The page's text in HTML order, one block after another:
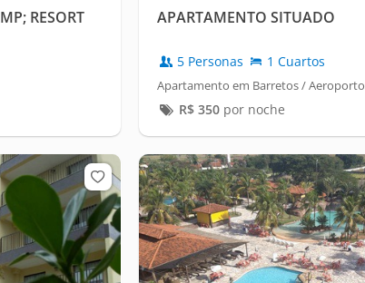
RESORT APARTAMENTO SITUADO
5 Personas 1 Cuartos
Apartamento em Barretos / Aeroporto
R$ 350por noche